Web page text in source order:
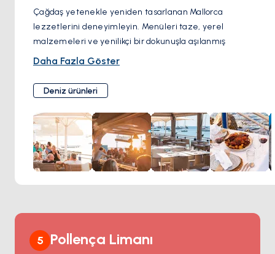
Çağdaş yetenekle yeniden tasarlanan Mallorca
lezzetlerini deneyimleyin. Menüleri taze, yerel
malzemeleri ve yenilikçi bir dokunuşla aşılanmış
geleneksel tarifleri kutluyor.
denizinin en iyilerinin tadını çıkarın. Zarif bir şekilde
hazırlanmış deniz ürünlerinin, ustalıkla pişirilmiş etlerin ve
adanın zenginliğini sergileyen yaratıcı vejetaryen
seçeneklerin keyfini çıkarın. Rahat bir öğle yemeği,
romantik bir akşam yemeği ya da gün batımı kokteylleri
için, ambiyans da mutfak kadar unutulmaz.
Daha Fazla Göster
Deniz ürünleri
5 Pollença Limanı